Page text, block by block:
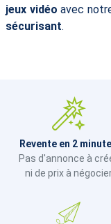
jeux vidéo avec
sécurisant.
Revente en 2
Pas d'annonce à
ni de prix à